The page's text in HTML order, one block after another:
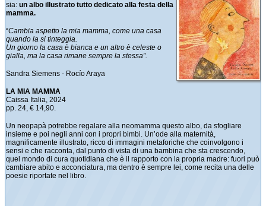
sia: un albo illustrato tutto dedicato alla festa della
mamma.
“Cambia aspetto la mia mamma, come una casa
quando la si tinteggia.
Un giorno la casa è bianca e un altro è celeste o
gialla, ma la casa rimane sempre la stessa”.
Sandra Siemens - Rocío Araya
LA MIA MAMMA
Caissa Italia, 2024
pp. 24, € 14,90.
Un neopapà potrebbe regalare alla neomamma questo albo, da sfogliare
insieme e poi negli anni con i propri bimbi. Un’ode alla maternità,
magnificamente illustrato, ricco di immagini metaforiche che coinvolgono i
sensi e che racconta, dal punto di vista di una bambina che sta crescendo,
quel mondo di cura quotidiana che è il rapporto con la propria madre: fuori può
cambiare abito e acconciatura, ma dentro è sempre lei, come recita una delle
poesie riportate nel libro.